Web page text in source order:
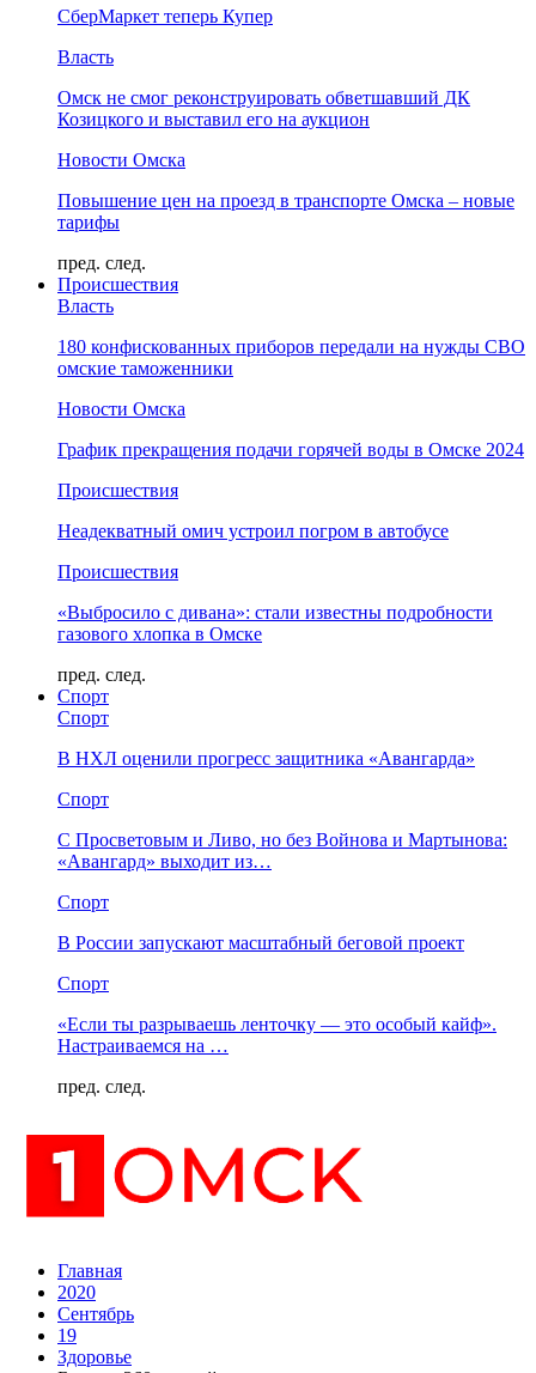
СберМаркет теперь Купер
Власть
Омск не смог реконструировать обветшавший ДК
Козицкого и выставил его на аукцион
Новости Омска
Повышение цен на проезд в транспорте Омска – новые
тарифы
пред. след.
Происшествия
Власть
180 конфискованных приборов передали на нужды СВО
омские таможенники
Новости Омска
График прекращения подачи горячей воды в Омске 2024
Происшествия
Неадекватный омич устроил погром в автобусе
Происшествия
«Выбросило с дивана»: стали известны подробности
газового хлопка в Омске
пред. след.
Спорт
Спорт
В НХЛ оценили прогресс защитника «Авангарда»
Спорт
С Просветовым и Ливо, но без Войнова и Мартынова:
«Авангард» выходит из…
Спорт
В России запускают масштабный беговой проект
Спорт
«Если ты разрываешь ленточку — это особый кайф».
Настраиваемся на …
пред. след.
Главная
2020
Сентябрь
19
Здоровье